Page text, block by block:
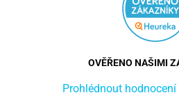
OVĚŘENO NAŠIMI
Prohlédnout